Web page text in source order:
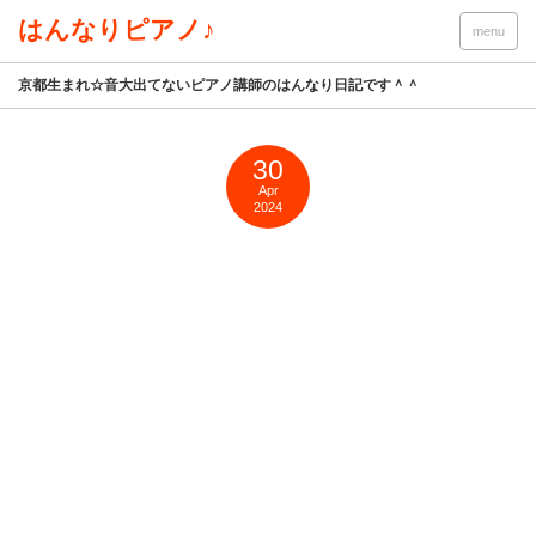
はんなりピアノ♪ menu
京都生まれ☆音大出てないピアノ講師のはんなり日記です＾＾
30
Apr
2024